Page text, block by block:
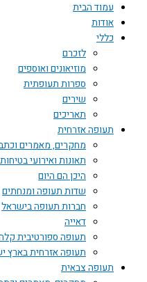
עמוד הבית
אודות
כללי
לזכרם
מוזיאונים ואוספים
ספרות תעופתית
שירים
תאריכים
תעופה אזרחית
מחקרים, מאמרים וכתבות
תאונות ואירועי בטיחות טיסה
היכן הם היום
שדות תעופה ומנחתים
חברות תעופה בישראל
דאייה
תעופה ספורטיבית קלה
תעופה אזרחית בארץ ישראל
תעופה צבאית